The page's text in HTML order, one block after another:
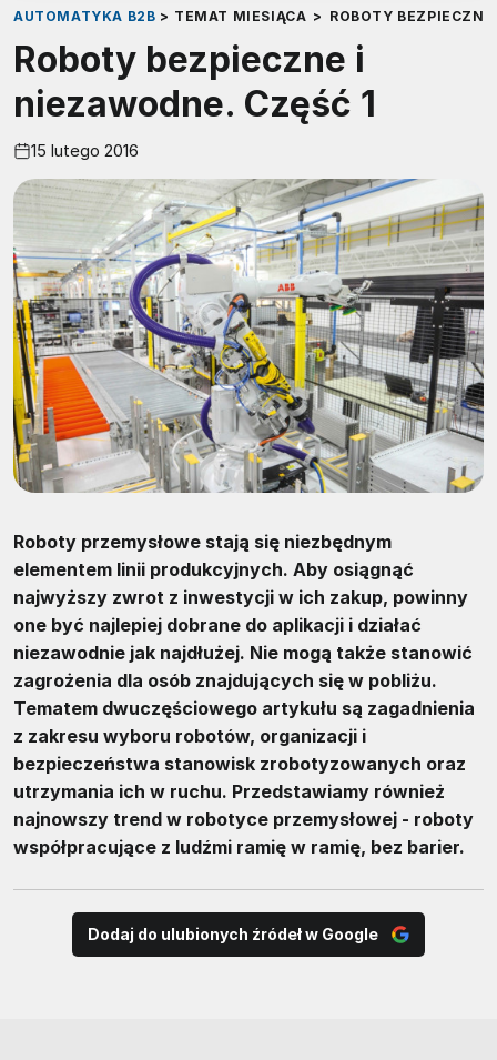
AUTOMATYKA B2B > TEMAT MIESIĄCA > ROBOTY
Roboty bezpieczne i
niezawodne. Część 1
15 lutego 2016
Roboty przemysłowe stają się niezbędnym
elementem linii produkcyjnych. Aby osiągnąć
najwyższy zwrot z inwestycji w ich zakup, powinny
one być najlepiej dobrane do aplikacji i działać
niezawodnie jak najdłużej. Nie mogą także stanowić
zagrożenia dla osób znajdujących się w pobliżu.
Tematem dwuczęściowego artykułu są zagadnienia
z zakresu wyboru robotów, organizacji i
bezpieczeństwa stanowisk zrobotyzowanych oraz
utrzymania ich w ruchu. Przedstawiamy również
najnowszy trend w robotyce przemysłowej - roboty
współpracujące z ludźmi ramię w ramię, bez barier.
Dodaj do ulubionych źródeł w Google